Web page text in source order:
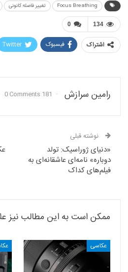
Focus Breathing تغییر فاصله کانونی
0 134
اشتراک فیسبوک Twitter
رامین سرازش 181 Posts
0 Comments
نوشته قبلی
«دنیای ژوراسیک: تولد
دوباره» نامه‌‌‌ای عاشقانه‌ای به
فیلم‌های کداک
ممکن است به این مطالب نیز
عکاسی